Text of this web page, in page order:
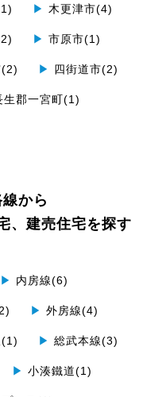
▶ 木更津市(4)
▶ 市原市(1)
▶ 四街道市(2)
生郡一宮町(1)
から
、建売住宅を探す
▶ 内房線(6)
▶ 外房線(4)
▶ 総武本線(3)
▶ 小湊鐵道(1)